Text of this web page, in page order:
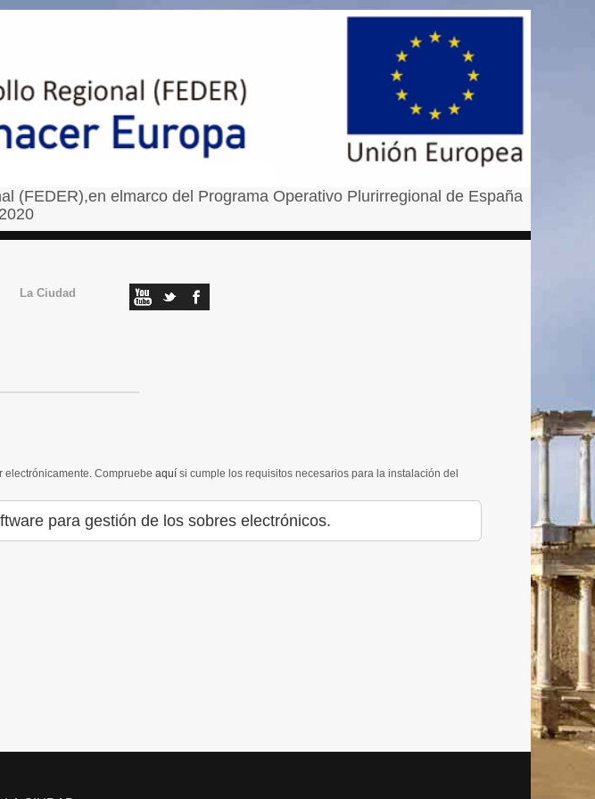
(FEDER),en elmarco del Programa Operativo Plurirregional de España
La Ciudad
electrónicamente. Compruebe aquí si cumple los requisitos necesarios para la instalación del
para gestión de los sobres electrónicos.